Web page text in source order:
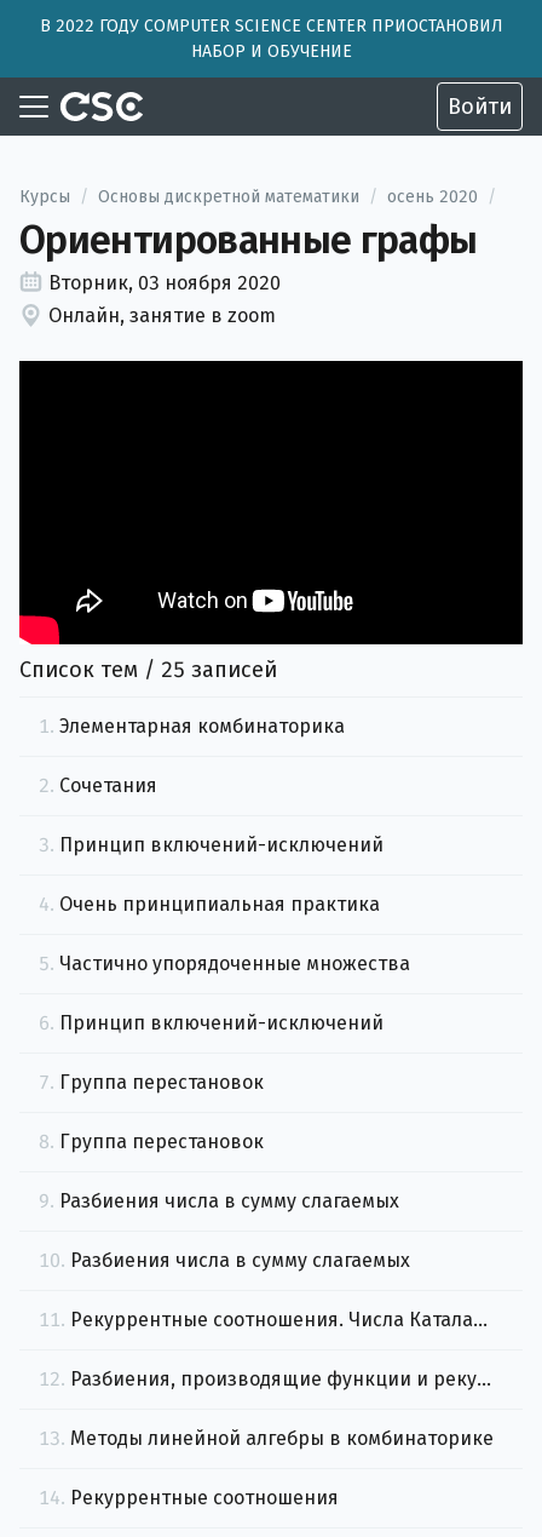
В 2022 ГОДУ COMPUTER SCIENCE CENTER ПРИОСТАНОВИЛ
НАБОР И ОБУЧЕНИЕ
Войти
Курсы / Основы дискретной математики / осень 2020 /
Ориентированные графы
Вторник, 03 ноября 2020
Онлайн, занятие в zoom
Список тем / 25 записей
1. Элементарная комбинаторика
2. Сочетания
3. Принцип включений-исключений
4. Очень принципиальная практика
5. Частично упорядоченные множества
6. Принцип включений-исключений
7. Группа перестановок
8. Группа перестановок
9. Разбиения числа в сумму слагаемых
10. Разбиения числа в сумму слагаемых
11. Рекуррентные соотношения. Числа Каталана и числа Белла
12. Разбиения, производящие функции и рекурренты
13. Методы линейной алгебры в комбинаторике
14. Рекуррентные соотношения